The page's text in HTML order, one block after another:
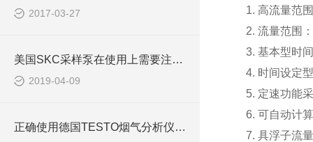
2017-03-27
美国SKC采样泵在使用上需要注意些什么事项？
2019-04-09
正确使用德国TESTO烟气分析仪带来的效果
1. 高流量范
2. 流量范围
3. 基本型时
4. 时间设定
5. 定速功能
6. 可自动计
7. 具浮子流